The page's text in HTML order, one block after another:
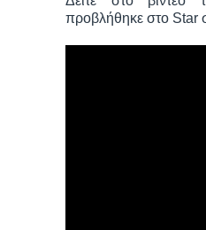
προβλήθηκε στο Star